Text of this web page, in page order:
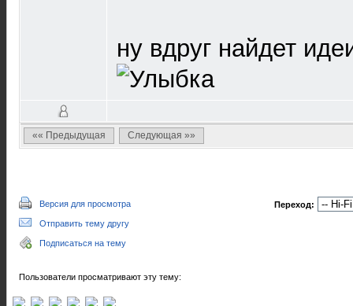
ну вдруг найдет
«« Предыдущая Следующая »»
Версия для просмотра
Отправить тему другу
Подписаться на тему
Переход:
Пользователи просматривают эту тему: